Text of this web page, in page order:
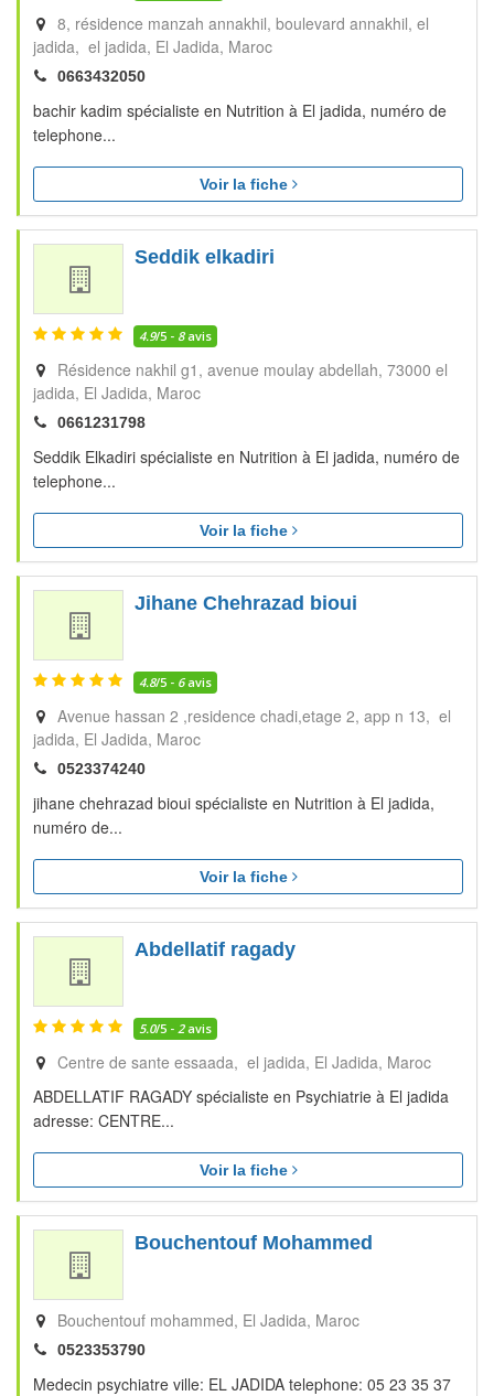
8, résidence manzah annakhil, boulevard annakhil, el
jadida, el jadida El Jadida Maroc
0663432050
bachir kadim spécialiste en Nutrition à El jadida, numéro de
telephone...
Voir la fiche
Seddik elkadiri
4.9/5 - 8avis
Résidence nakhil g1, avenue moulay abdellah, 73000 el
jadida El Jadida Maroc
0661231798
Seddik Elkadiri spécialiste en Nutrition à El jadida, numéro de
telephone...
Voir la fiche
Jihane Chehrazad bioui
4.8/5 - 6avis
Avenue hassan 2 ,residence chadi,etage 2, app n 13, el
jadida El Jadida Maroc
0523374240
jihane chehrazad bioui spécialiste en Nutrition à El jadida,
numéro de...
Voir la fiche
Abdellatif ragady
5.0/5 - 2avis
Centre de sante essaada, el jadida El Jadida Maroc
ABDELLATIF RAGADY spécialiste en Psychiatrie à El jadida
adresse: CENTRE...
Voir la fiche
Bouchentouf Mohammed
Bouchentouf mohammed El Jadida Maroc
0523353790
Medecin psychiatre ville: EL JADIDA telephone: 05 23 35 37